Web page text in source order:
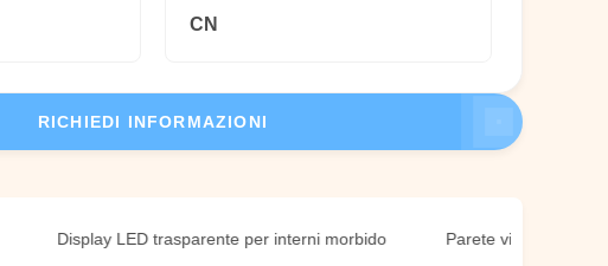
CN
RICHIEDI INFORMAZIONI
Display LED trasparente per interni morbido Parete video LED morbida